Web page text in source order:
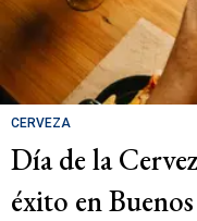
CERVEZA
Día de la
éxito en